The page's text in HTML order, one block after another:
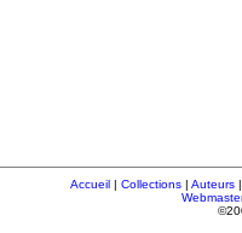
Accueil | Collections | Auteurs